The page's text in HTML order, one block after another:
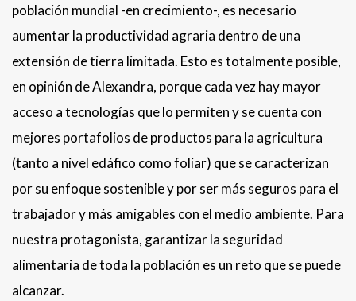
población mundial -en crecimiento-, es necesario
aumentar la productividad agraria dentro de una
extensión de tierra limitada. Esto es totalmente posible,
en opinión de Alexandra, porque cada vez hay mayor
acceso a tecnologías que lo permiten y se cuenta con
mejores portafolios de productos para la agricultura
(tanto a nivel edáfico como foliar) que se caracterizan
por su enfoque sostenible y por ser más seguros para el
trabajador y más amigables con el medio ambiente. Para
nuestra protagonista, garantizar la seguridad
alimentaria de toda la población es un reto que se puede
alcanzar.